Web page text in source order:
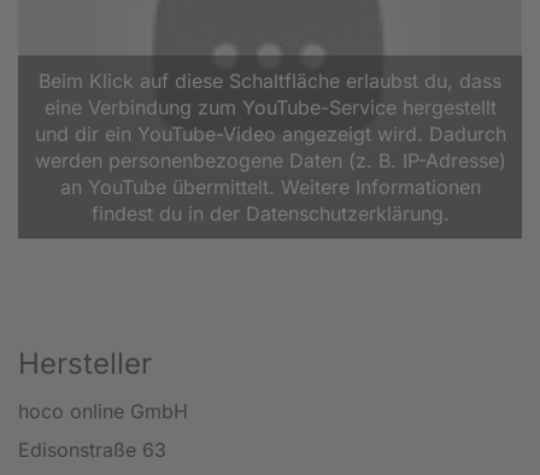
Beim Klick auf diese Schaltfläche erlaubst du, dass
eine Verbindung zum YouTube-Service hergestellt
und dir ein YouTube-Video angezeigt wird. Dadurch
werden personenbezogene Daten (z. B. IP-Adresse)
an YouTube übermittelt. Weitere Informationen
findest du in der Datenschutzerklärung.
Hersteller
hoco online GmbH
Edisonstraße 63